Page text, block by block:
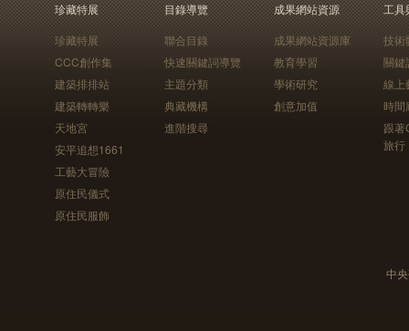
珍藏特展
珍藏特展
CCC創作集
建築排排站
建築轉轉樂
天地宮
安平追想1661
工藝大冒險
原住民儀式
原住民服飾
目錄導覽
聯合目錄
快速關鍵詞導覽
主題分類
典藏機構
進階搜尋
成果網站資源
成果網站資源庫
教育學習
學術研究
創意加值
工具
技術
關鍵
線上
時間
跟
旅行
中